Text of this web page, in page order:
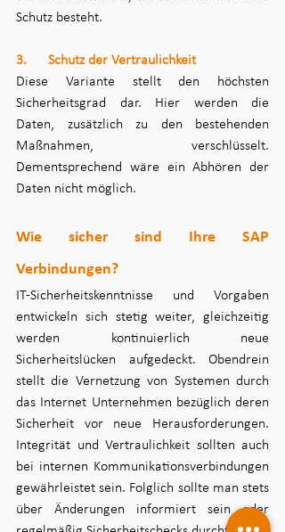
Schutz besteht.
3.      Schutz der Vertraulichkeit
Diese Variante stellt den höchsten
Sicherheitsgrad dar. Hier werden die
Daten, zusätzlich zu den bestehenden
Maßnahmen, verschlüsselt.
Dementsprechend wäre ein Abhören der
Daten nicht möglich.
Wie sicher sind Ihre SAP
Verbindungen?
IT-Sicherheitskenntnisse und Vorgaben
entwickeln sich stetig weiter, gleichzeitig
werden kontinuierlich neue
Sicherheitslücken aufgedeckt. Obendrein
stellt die Vernetzung von Systemen durch
das Internet Unternehmen bezüglich deren
Sicherheit vor neue Herausforderungen.
Integrität und Vertraulichkeit sollten auch
bei internen Kommunikationsverbindungen
gewährleistet sein. Folglich sollte man stets
über Änderungen informiert sein oder